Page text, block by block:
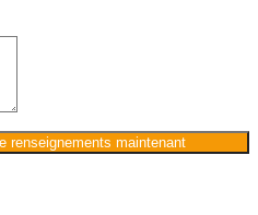
renseignements maintenant